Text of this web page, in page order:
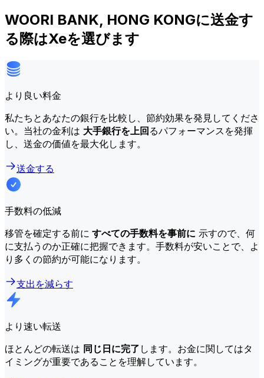
WOORI BANK, HONG KONGに送金す
る際はXeを選びます
より良い料金
私たちとあなたの銀行を比較し、節約効果を発見してくださ
い。当社の金利は 大手銀行を上回るパフォーマンスを発揮
し、送金の価値を最大化します。
送金する
手数料の低減
移管を確定する前に すべての手数料を事前に 示すので、何
に支払うのか正確に把握できます。手数料が安いことで、よ
り多くの節約が可能になります。
支出を減らす
より速い転送
ほとんどの転送は 同じ日に完了 します。お金に関してはタ
イミングが重要であることを理解しています。